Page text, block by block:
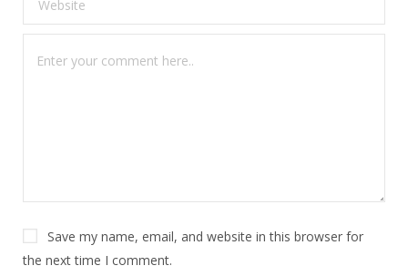
Save my name, email, and website in this browser for
the next time I comment.